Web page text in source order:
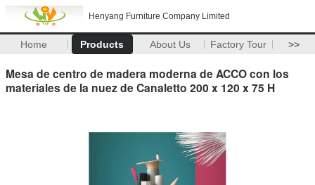
Henyang Furniture Company Limited
Home Products About Us Factory Tour >>
Mesa de centro de madera moderna de ACCO con los
materiales de la nuez de Canaletto 200 x 120 x 75 H